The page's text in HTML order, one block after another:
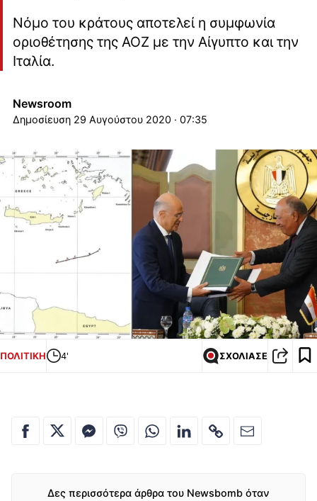
Νόμο του κράτους αποτελεί η συμφωνία
οριοθέτησης της ΑΟΖ με την Αίγυπτο και την
Ιταλία.
Newsroom
29 Αυγούστου 2020 · 07:35
ΠΟΛΙΤΙΚΗ 4' ΣΧΟΛΙΑΣΕ
Δες περισσότερα άρθρα του Newsbomb όταν